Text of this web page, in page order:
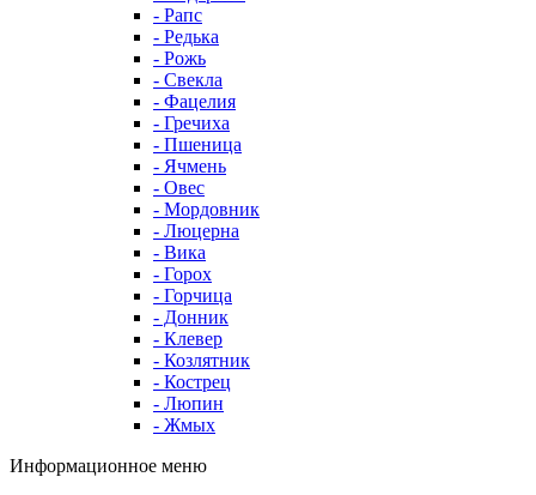
- Рапс
- Редька
- Рожь
- Свекла
- Фацелия
- Гречиха
- Пшеница
- Ячмень
- Овес
- Мордовник
- Люцерна
- Вика
- Горох
- Горчица
- Донник
- Клевер
- Козлятник
- Кострец
- Люпин
- Жмых
Информационное меню